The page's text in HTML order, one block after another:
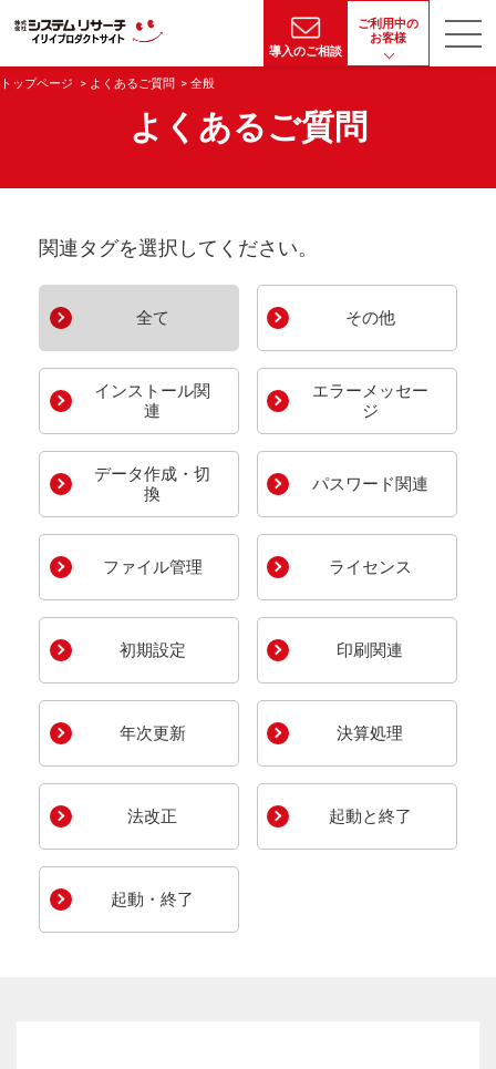
導入のご相談
ご利用中の
お客様
トップページ よくあるご質問 全般
よくあるご質問
関連タグを選択してください。
全て その他
インストール関
連
エラーメッセー
ジ
データ作成・切
換
パスワード関連
ファイル管理 ライセンス
初期設定 印刷関連
年次更新 決算処理
法改正 起動と終了
起動・終了